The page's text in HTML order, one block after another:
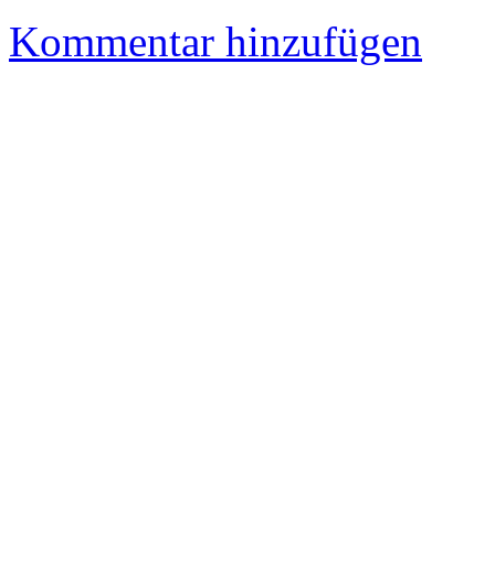
Kommentar hinzufügen